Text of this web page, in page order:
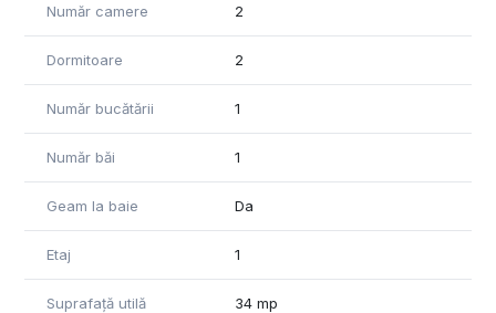
Număr camere 2
Dormitoare 2
Număr bucătării 1
Număr băi 1
Geam la baie Da
Etaj 1
Suprafață utilă 34 mp